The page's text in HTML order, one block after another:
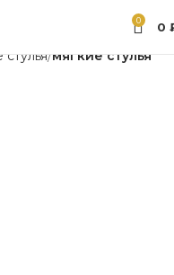
0 0
мягкие стулья